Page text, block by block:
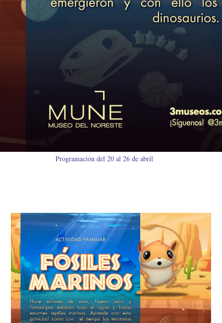
Programación del 20 al 26 de abril